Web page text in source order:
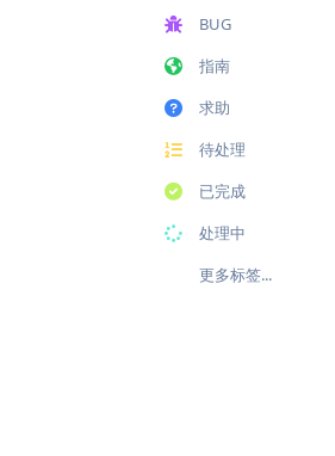
BUG
指南
求助
待处理
已完成
处理中
更多标签...